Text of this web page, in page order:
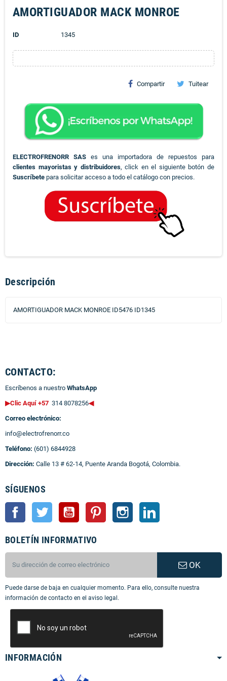
AMORTIGUADOR MACK MONROE
ID 1345
Compartir Tuitear
ELECTROFRENORR SAS es una importadora de repuestos para
clientes mayoristas y distribuidores, click en el siguiente botón de
Suscríbete para solicitar acceso a todo el catálogo con precios.
Descripción
AMORTIGUADOR MACK MONROE ID5476 ID1345
CONTACTO:
Escríbenos a nuestro WhatsApp
▶Clic Aquí +57 314 8078256◀
Correo electrónico:
info@electrofrenorr.co
Teléfono: (601) 6844928
Dirección: Calle 13 # 62-14, Puente Aranda Bogotá, Colombia.
SÍGUENOS
Facebook Twitter YouTube Pinterest Instagram
BOLETÍN INFORMATIVO
OK
Puede darse de baja en cualquier momento. Para ello, consulte nuestra
información de contacto en el aviso legal.
INFORMACIÓN